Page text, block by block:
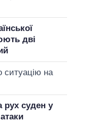
дві
ситуацію на
рух суден у